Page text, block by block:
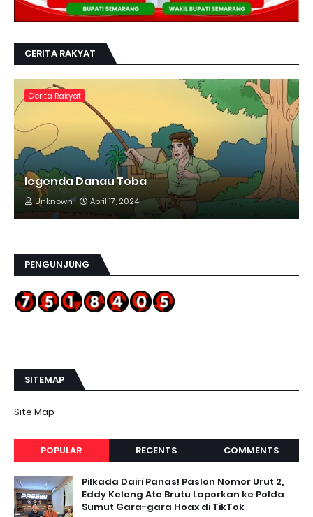
CERITA RAKYAT
Cerita Rakyat
legenda Danau Toba
Unknown April 17, 2024
PENGUNJUNG
SITEMAP
Site Map
POPULAR RECENTS COMMENTS
Pilkada Dairi Panas! Paslon Nomor Urut 2,
Eddy Keleng Ate Brutu Laporkan ke Polda
Sumut Gara-gara Hoax di TikTok